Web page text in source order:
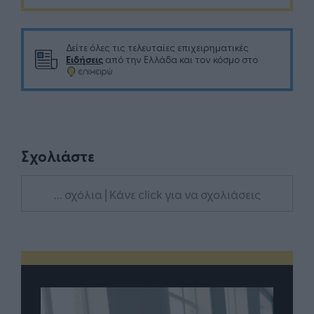
Δείτε όλες τις τελευταίες επιχειρηματικές
Ειδήσεις από την Ελλάδα και τον κόσμο στο
Σχολιάστε
... σχόλια | Κάνε click για να σχολιάσεις